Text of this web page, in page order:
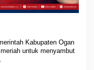
Kabupaten Ogan
untuk menyambut